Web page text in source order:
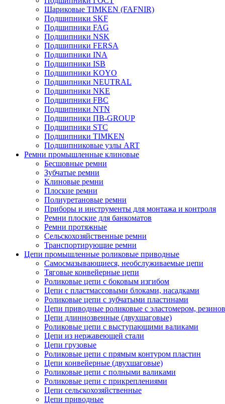
Шариковые ТІMKEN (FAFNIR)
Подшипники SKF
Подшипники FAG
Подшипники NSK
Подшипники FERSA
Подшипники INA
Подшипники ISB
Подшипники KOYO
Подшипники NEUTRAL
Подшипники NKE
Подшипники FBC
Подшипники NTN
Подшипники ПВ-GROUP
Подшипники STC
Подшипники TIMKEN
Подшипниковые узлы ART
Ремни промышленные клиновые
Бесшовные ремни
Зубчатые ремни
Клиновые ремни
Плоские ремни
Полиуретановые ремни
Приборы и инструменты для монтажа и контроля
Ремни плоские для банкоматов
Ремни протяжные
Сельскохозяйственные ремни
Транспортирующие ремни
Цепи промышленные роликовые приводные
Самосмазывающиеся, необслуживаемые цепи
Тяговые конвейерные цепи
Роликовые цепи с боковым изгибом
Цепи с пластмассовыми блоками, насадками
Роликовые цепи с зубчатыми пластинами
Цепи приводные роликовые с эластомером,
Цепи длиннозвенные (двухшаговые)
Роликовые цепи с выступающими валиками
Цепи из нержавеющей стали
Цепи грузовые
Роликовые цепи с прямым контуром пластин
Цепи конвейерные (двухшаговые)
Роликовые цепи с полными валиками
Роликовые цепи с прикреплениями
Цепи сельскохозяйственные
Цепи приводные